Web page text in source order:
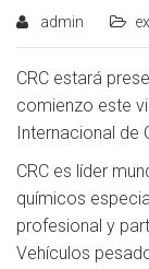
admin
CRC estará
comienzo este
Internacional de
CRC es líder
químicos
profesional y
Vehículos